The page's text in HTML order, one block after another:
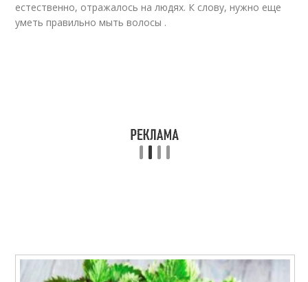
естественно, отражалось на людях. К слову, нужно еще
уметь правильно мыть волосы .